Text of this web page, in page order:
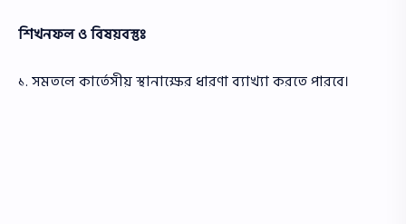
শিখনফল ও বিষয়বস্তুঃ
১. সমতলে কার্তেসীয় স্থানাক্ষের ধারণা ব্যাখ্যা করতে পারবে।